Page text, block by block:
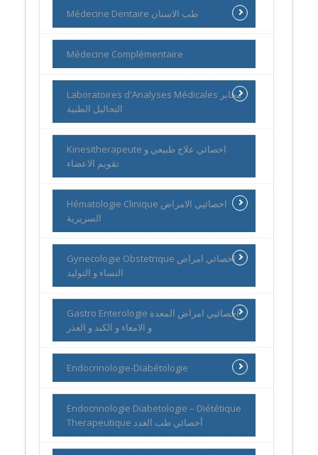
Médecine Dentaire طب الاسنان
Médecine Complémentaire
Laboratoires d'Analyses Médicales مخابر
التحاليل الطبية
Kinesitherapeute اخصائي علاج طبيعي و
تقويم الاعضاء
Hématologie Clinique اخصائيي الامراض
السريرية
Gynecologie Obstetrique اخصائي امراض
النساء و التوليد
Gastro Enterologie اخصائيي امراض المعدة
و الامعاء و الكبد و العذر
Endocrinologie-Diabétologie
Endocrinologie Diabetologie – Diététique
Therapeutique أخصائي طب الغدد